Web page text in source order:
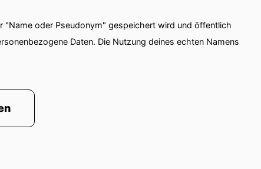
oder Pseudonym" gespeichert wird und öffentlich
Daten. Die Nutzung deines echten Namens